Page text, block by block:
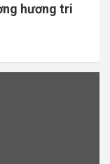
hương tri